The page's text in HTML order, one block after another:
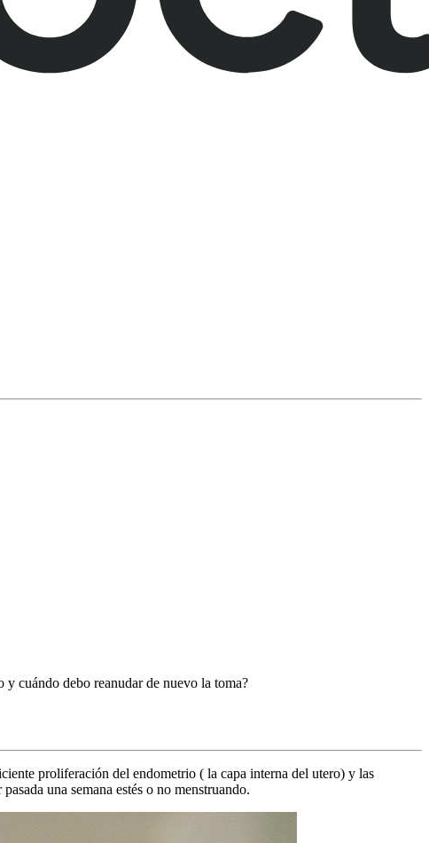
cuándo debo reanudar de nuevo la toma?
proliferación del endometrio ( la capa interna del utero) y las
una semana estés o no menstruando.